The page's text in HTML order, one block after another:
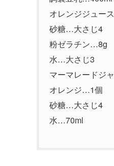
オレンジジュー
砂糖…大さじ4
粉ゼラチン…8g
水…大さじ3
マーマレードジ
オレンジ…1個
砂糖…大さじ4
水…70ml